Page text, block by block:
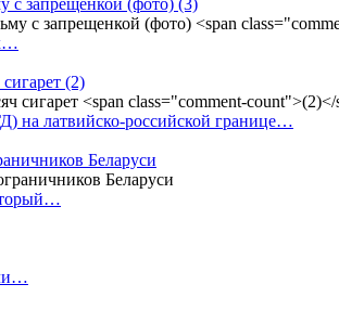
с запрещенкой (фото) (3)
(2)
на латвийско-российской границе…
Беларуси